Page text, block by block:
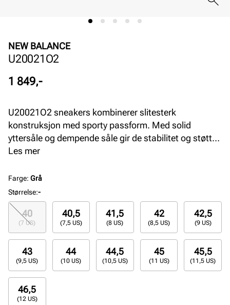
NEW BALANCE
U20021O2
Pris
1 849,-
U20021O2 sneakers kombinerer slitesterk
konstruksjon med sporty passform. Med solid
yttersåle og dempende såle gir de stabilitet og støtte
gjennom hele dagen.
Les mer
Farge: Grå
Størrelse:-
40
(7 US)
40,5
(7,5 US)
41,5
(8 US)
42
(8,5 US)
42,5
(9 US)
43
(9,5 US)
44
(10 US)
44,5
(10,5 US)
45
(11 US)
45,5
(11,5 US)
46,5
(12 US)